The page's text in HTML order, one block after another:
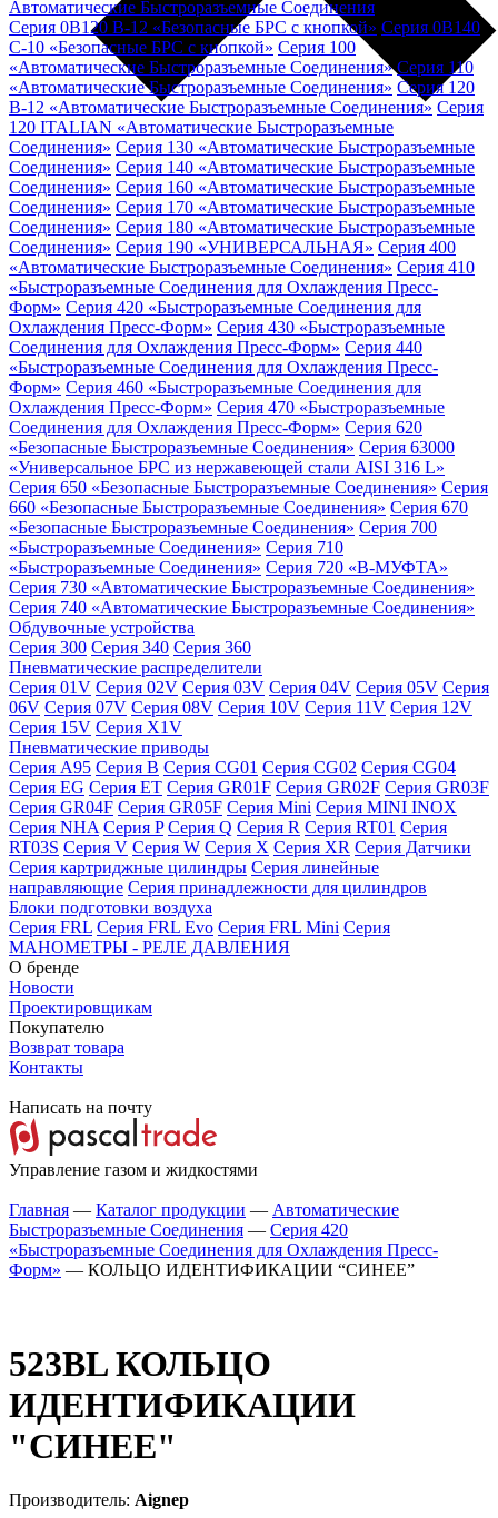
Автоматические Быстроразъемные Соединения
Серия 0B120 B-12 «Безопасные БРС с кнопкой» Серия 0B140
C-10 «Безопасные БРС с кнопкой» Серия 100
«Автоматические Быстроразъемные Соединения» Серия 110
«Автоматические Быстроразъемные Соединения» Серия 120
B-12 «Автоматические Быстроразъемные Соединения» Серия
120 ITALIAN «Автоматические Быстроразъемные
Соединения» Серия 130 «Автоматические Быстроразъемные
Соединения» Серия 140 «Автоматические Быстроразъемные
Соединения» Серия 160 «Автоматические Быстроразъемные
Соединения» Серия 170 «Автоматические Быстроразъемные
Соединения» Серия 180 «Автоматические Быстроразъемные
Соединения» Серия 190 «УНИВЕРСАЛЬНАЯ» Серия 400
«Автоматические Быстроразъемные Соединения» Серия 410
«Быстроразъемные Соединения для Охлаждения Пресс-
Форм» Серия 420 «Быстроразъемные Соединения для
Охлаждения Пресс-Форм» Серия 430 «Быстроразъемные
Соединения для Охлаждения Пресс-Форм» Серия 440
«Быстроразъемные Соединения для Охлаждения Пресс-
Форм» Серия 460 «Быстроразъемные Соединения для
Охлаждения Пресс-Форм» Серия 470 «Быстроразъемные
Соединения для Охлаждения Пресс-Форм» Серия 620
«Безопасные Быстроразъемные Соединения» Серия 63000
«Универсальное БРС из нержавеющей стали AISI 316 L»
Серия 650 «Безопасные Быстроразъемные Соединения» Серия
660 «Безопасные Быстроразъемные Соединения» Серия 670
«Безопасные Быстроразъемные Соединения» Серия 700
«Быстроразъемные Соединения» Серия 710
«Быстроразъемные Соединения» Серия 720 «B-МУФТА»
Серия 730 «Автоматические Быстроразъемные Соединения»
Серия 740 «Автоматические Быстроразъемные Соединения»
Обдувочные устройства
Серия 300 Серия 340 Серия 360
Пневматические распределители
Серия 01V Серия 02V Серия 03V Серия 04V Серия 05V Серия
06V Серия 07V Серия 08V Серия 10V Серия 11V Серия 12V
Серия 15V Серия X1V
Пневматические приводы
Серия A95 Серия B Серия CG01 Серия CG02 Серия CG04
Серия EG Серия ET Серия GR01F Серия GR02F Серия GR03F
Серия GR04F Серия GR05F Серия Mini Серия MINI INOX
Серия NHA Серия P Серия Q Серия R Серия RT01 Серия
RT03S Серия V Серия W Серия X Серия XR Серия Датчики
Серия картриджные цилиндры Серия линейные
направляющие Серия принадлежности для цилиндров
Блоки подготовки воздуха
Серия FRL Серия FRL Evo Серия FRL Mini Серия
МАНОМЕТРЫ - РЕЛЕ ДАВЛЕНИЯ
О бренде
Новости
Проектировщикам
Покупателю
Возврат товара
Контакты
Написать на почту
Управление газом и жидкостями
Главная — Каталог продукции — Автоматические
Быстроразъемные Соединения — Серия 420
«Быстроразъемные Соединения для Охлаждения Пресс-
Форм» — КОЛЬЦО ИДЕНТИФИКАЦИИ “СИНЕЕ”
523BL КОЛЬЦО
ИДЕНТИФИКАЦИИ
"СИНЕЕ"
Производитель: Aignep